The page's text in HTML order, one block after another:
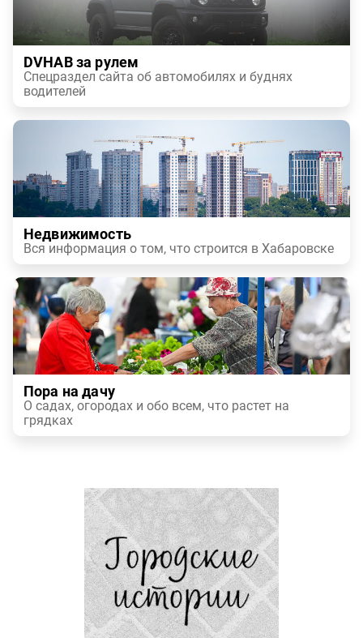
DVHAB за рулем
Спецраздел сайта об автомобилях и буднях
водителей
Недвижимость
Вся информация о том, что строится в Хабаровске
Пора на дачу
О садах, огородах и обо всем, что растет на
грядках